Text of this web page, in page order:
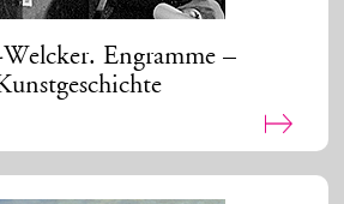
Engramme –